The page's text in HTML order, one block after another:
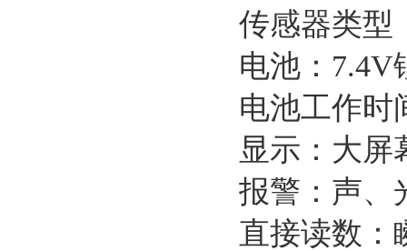
传感器类型
电池：7.4V
电池工作时
显示：大屏
报警：声、
直接读数：